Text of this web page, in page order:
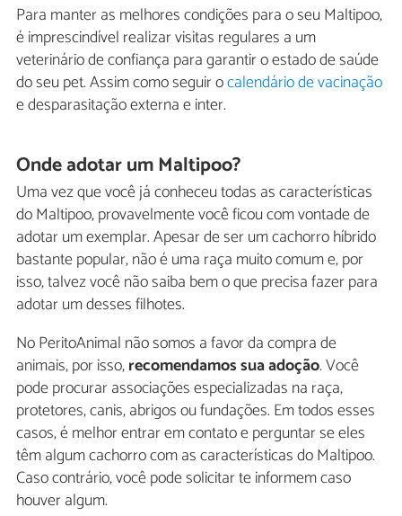
Para manter as melhores condições para o seu Maltipoo,
é imprescindível realizar visitas regulares a um
veterinário de confiança para garantir o estado de saúde
do seu pet. Assim como seguir ocalendário de vacinação
e desparasitação externa e inter.
Onde adotar um Maltipoo?
Uma vez que você já conheceu todas as características
do Maltipoo, provavelmente você ficou com vontade de
adotar um exemplar. Apesar de ser um cachorro híbrido
bastante popular, não é uma raça muito comum e, por
isso, talvez você não saiba bem o que precisa fazer para
adotar um desses filhotes.
No PeritoAnimal não somos a favor da compra de
animais, por isso,recomendamos sua adoção. Você
pode procurar associações especializadas na raça,
protetores, canis, abrigos ou fundações. Em todos esses
casos, é melhor entrar em contato e perguntar se eles
têm algum cachorro com as características do Maltipoo.
Caso contrário, você pode solicitar te informem caso
houver algum.